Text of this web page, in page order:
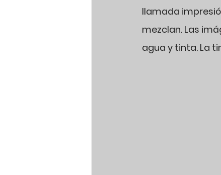
llamada
mezclan. Las
agua y tinta. La